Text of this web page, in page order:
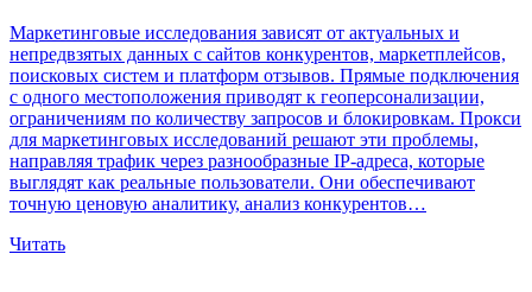
Маркетинговые исследования зависят от актуальных и
непредвзятых данных с сайтов конкурентов, маркетплейсов,
поисковых систем и платформ отзывов. Прямые подключения
с одного местоположения приводят к геоперсонализации,
ограничениям по количеству запросов и блокировкам. Прокси
для маркетинговых исследований решают эти проблемы,
направляя трафик через разнообразные IP-адреса, которые
выглядят как реальные пользователи. Они обеспечивают
точную ценовую аналитику, анализ конкурентов…
Читать